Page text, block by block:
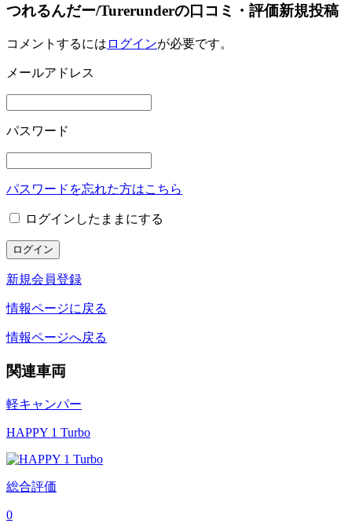
つれるんだー/Turerunderの口コミ・評価新規投稿
コメントするには ログインが必要です。
メールアドレス
パスワード
パスワードを忘れた方はこちら
ログインしたままにする
新規会員登録
情報ページに戻る
情報ページへ戻る
関連車両
軽キャンパー
HAPPY 1 Turbo
総合評価
0